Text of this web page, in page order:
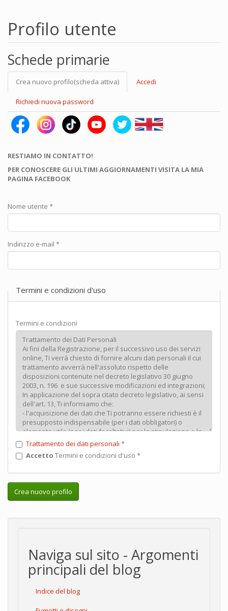
Profilo utente
Schede primarie
Crea nuovo profilo(scheda attiva) Accedi
Richiedi nuova password
RESTIAMO IN CONTATTO!
PER CONOSCERE GLI ULTIMI AGGIORNAMENTI VISITA LA MIA
PAGINA FACEBOOK
Nome utente *
Indirizzo e-mail *
Termini e condizioni d'uso
Termini e condizioni
Trattamento dei dati personali *
Accetto Termini e condizioni d'uso *
Crea nuovo profilo
Naviga sul sito - Argomenti
principali del blog
Indice del blog